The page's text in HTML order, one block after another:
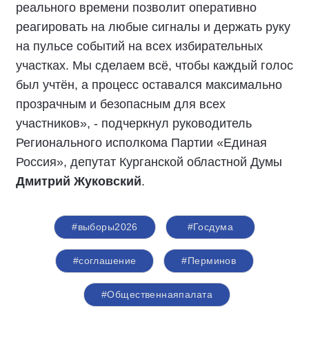
реального времени позволит оперативно
реагировать на любые сигналы и держать руку
на пульсе событий на всех избирательных
участках. Мы сделаем всё, чтобы каждый голос
был учтён, а процесс оставался максимально
прозрачным и безопасным для всех
участников», - подчеркнул руководитель
Регионального исполкома Партии «Единая
Россия», депутат Курганской областной Думы
Дмитрий Жуковский.
#выборы2026 #Госдума
#соглашение #Перминов
#Общественнаяпалата